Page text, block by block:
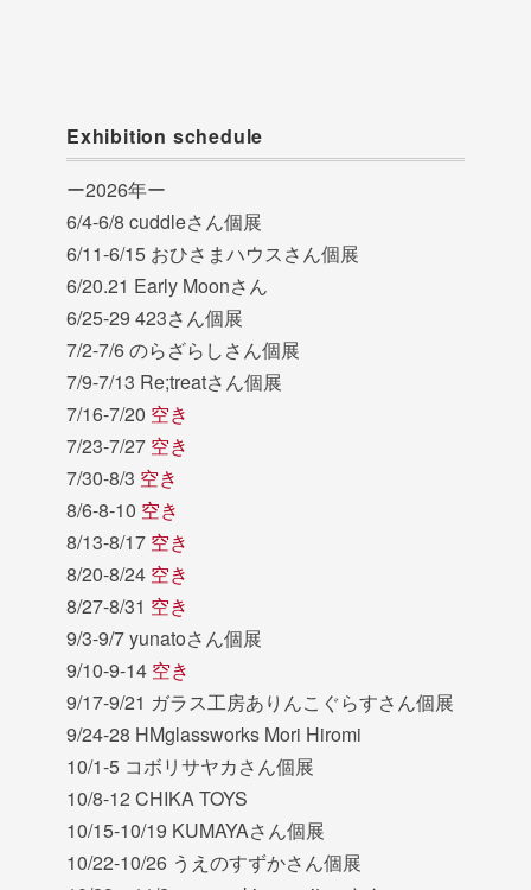
Exhibition schedule
ー2026年ー
6/4-6/8 cuddleさん個展
6/11-6/15 おひさまハウスさん個展
6/20.21 Early Moonさん
6/25-29 423さん個展
7/2-7/6 のらざらしさん個展
7/9-7/13 Re;treatさん個展
7/16-7/20 空き
7/23-7/27 空き
7/30-8/3 空き
8/6-8-10 空き
8/13-8/17 空き
8/20-8/24 空き
8/27-8/31 空き
9/3-9/7 yunatoさん個展
9/10-9-14 空き
9/17-9/21 ガラス工房ありんこぐらすさん個展
9/24-28 HMglassworks Mori Hiromi
10/1-5 コボリサヤカさん個展
10/8-12 CHIKA TOYS
10/15-10/19 KUMAYAさん個展
10/22-10/26 うえのすずかさん個展